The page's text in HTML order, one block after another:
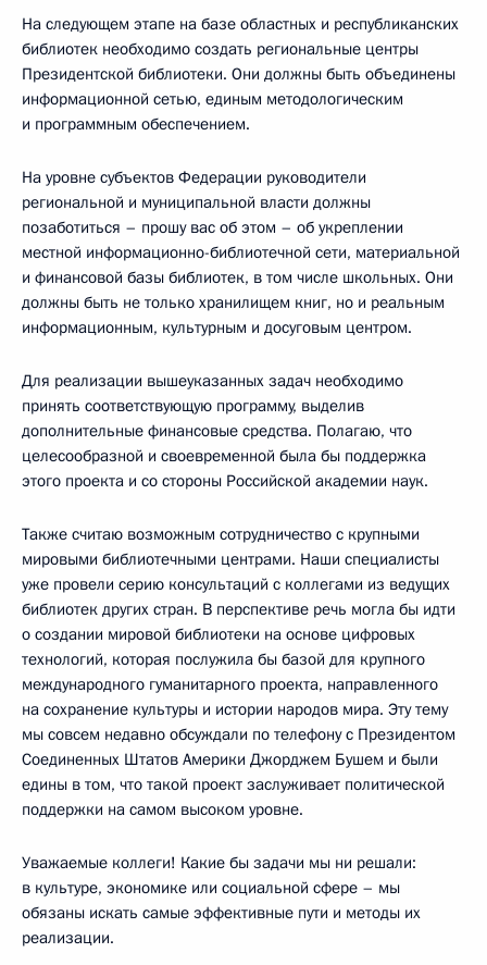
На следующем этапе на базе областных и республиканских
библиотек необходимо создать региональные центры
Президентской библиотеки. Они должны быть объединены
информационной сетью, единым методологическим
и программным обеспечением.
На уровне субъектов Федерации руководители
региональной и муниципальной власти должны
позаботиться – прошу вас об этом – об укреплении
местной информационно-библиотечной сети, материальной
и финансовой базы библиотек, в том числе школьных. Они
должны быть не только хранилищем книг, но и реальным
информационным, культурным и досуговым центром.
Для реализации вышеуказанных задач необходимо
принять соответствующую программу, выделив
дополнительные финансовые средства. Полагаю, что
целесообразной и своевременной была бы поддержка
этого проекта и со стороны Российской академии наук.
Также считаю возможным сотрудничество с крупными
мировыми библиотечными центрами. Наши специалисты
уже провели серию консультаций с коллегами из ведущих
библиотек других стран. В перспективе речь могла бы идти
о создании мировой библиотеки на основе цифровых
технологий, которая послужила бы базой для крупного
международного гуманитарного проекта, направленного
на сохранение культуры и истории народов мира. Эту тему
мы совсем недавно обсуждали по телефону с Президентом
Соединенных Штатов Америки Джорджем Бушем и были
едины в том, что такой проект заслуживает политической
поддержки на самом высоком уровне.
Уважаемые коллеги! Какие бы задачи мы ни решали:
в культуре, экономике или социальной сфере – мы
обязаны искать самые эффективные пути и методы их
реализации.